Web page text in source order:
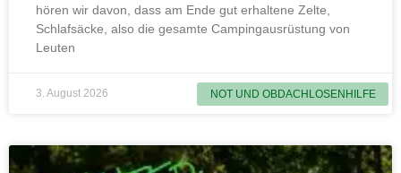
NOT UND OBDACHLOSENHILFE
hören wir davon, dass am Ende gut erhaltene Zelte,
Schlafsäcke, also die gesamte Campingausrüstung von
Leuten
3. August 2026